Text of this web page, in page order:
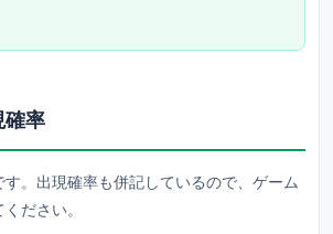
確率
す。出現確率も併記しているので、ゲーム
ださい。